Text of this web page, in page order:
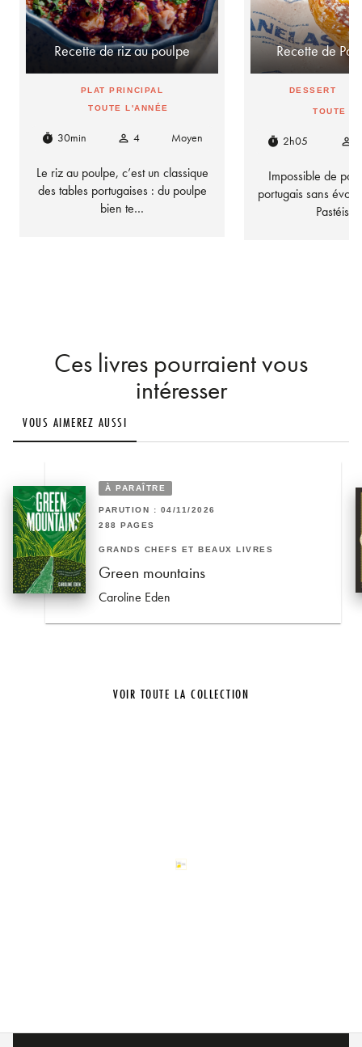
Recette de riz au poulpe
PLAT PRINCIPAL
TOUTE L'ANNÉE
timer 30min person_outline 4 Moyen
Le riz au poulpe, c’est un classique
des tables portugaises : du poulpe
bien te…
Recette de
DESSERT
TOUTE
timer 2h05 person_outline
Impossible de
portugais sans
Pastéis
Ces livres pourraient vous
intéresser
VOUS AIMEREZ AUSSI
À PARAÎTRE
PARUTION : 04/11/2026
288 PAGES
GRANDS CHEFS ET BEAUX LIVRES
Green mountains
Caroline Eden
VOIR TOUTE LA COLLECTION